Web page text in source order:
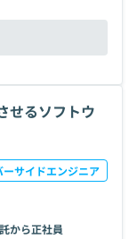
せるソフトウ
ーサイドエンジニア
から正社員